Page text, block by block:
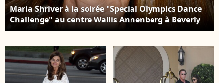
Maria Shriver à la soirée "Special Olympics Dance
Challenge" au centre Wallis Annenberg à Beverly
Hills, le 31 juillet 2015